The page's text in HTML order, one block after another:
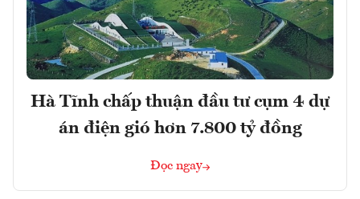
Hà Tĩnh chấp thuận đầu tư cụm 4 dự
án điện gió hơn 7.800 tỷ đồng
Đọc ngay